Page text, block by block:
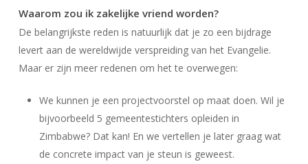
Waarom zou ik zakelijke vriend worden?
De belangrijkste reden is natuurlijk dat je zo een bijdrage
levert aan de wereldwijde verspreiding van het Evangelie.
Maar er zijn meer redenen om het te overwegen:
We kunnen je een projectvoorstel op maat doen. Wil je
bijvoorbeeld 5 gemeentestichters opleiden in
Zimbabwe? Dat kan! En we vertellen je later graag wat
de concrete impact van je steun is geweest.